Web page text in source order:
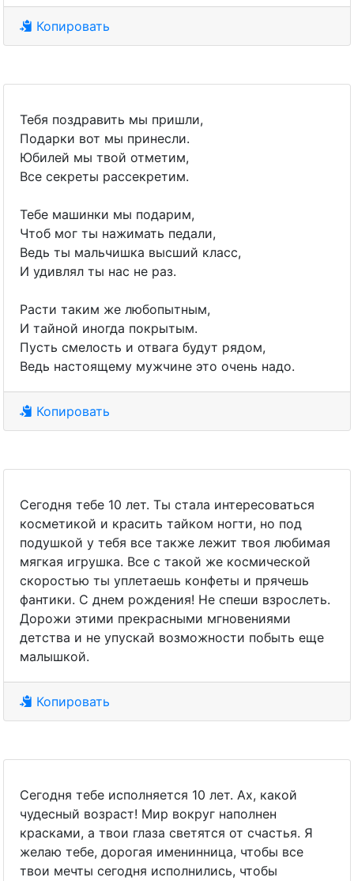
Копировать
Тебя поздравить мы пришли,
Подарки вот мы принесли.
Юбилей мы твой отметим,
Все секреты рассекретим.
Тебе машинки мы подарим,
Чтоб мог ты нажимать педали,
Ведь ты мальчишка высший класс,
И удивлял ты нас не раз.
Расти таким же любопытным,
И тайной иногда покрытым.
Пусть смелость и отвага будут рядом,
Ведь настоящему мужчине это очень надо.
Копировать
Сегодня тебе 10 лет. Ты стала интересоваться
косметикой и красить тайком ногти, но под
подушкой у тебя все также лежит твоя любимая
мягкая игрушка. Все с такой же космической
скоростью ты уплетаешь конфеты и прячешь
фантики. С днем рождения! Не спеши взрослеть.
Дорожи этими прекрасными мгновениями
детства и не упускай возможности побыть еще
малышкой.
Копировать
Сегодня тебе исполняется 10 лет. Ах, какой
чудесный возраст! Мир вокруг наполнен
красками, а твои глаза светятся от счастья. Я
желаю тебе, дорогая именинница, чтобы все
твои мечты сегодня исполнились, чтобы